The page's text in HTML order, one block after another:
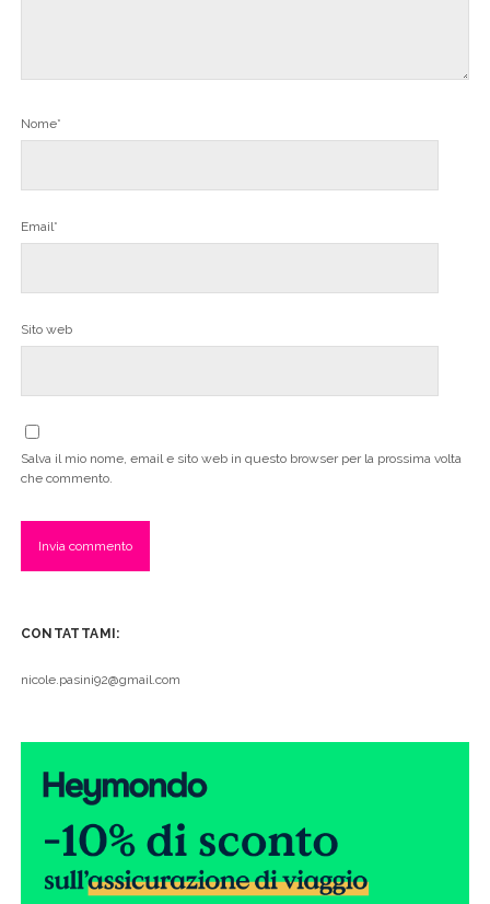
Nome*
Email*
Sito web
Salva il mio nome, email e sito web in questo browser per la prossima volta
che commento.
CONTATTAMI:
nicole.pasini92@gmail.com